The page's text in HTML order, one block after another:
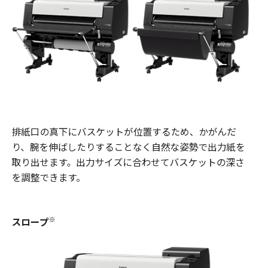
排紙口の真下にバスケットが位置するため、かがんだ
り、腕を伸ばしたりすることなく自然な姿勢で出力紙を
取り出せます。出力サイズに合わせてバスケットの深さ
を調整できます。
スロープ※